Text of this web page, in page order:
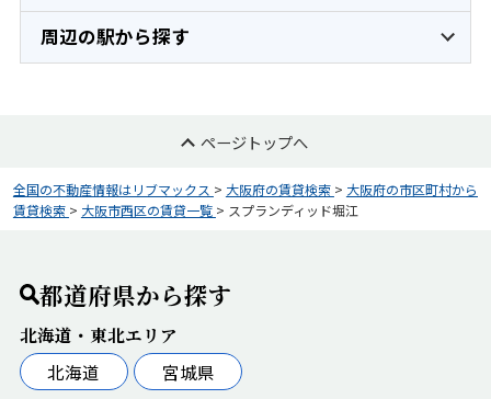
周辺の駅から探す
ページトップへ
全国の不動産情報はリブマックス > 大阪府の賃貸検索 > 大阪府の市区町村から
賃貸検索 > 大阪市西区の賃貸一覧 > スプランディッド堀江
都道府県から探す
北海道・東北エリア
北海道
宮城県